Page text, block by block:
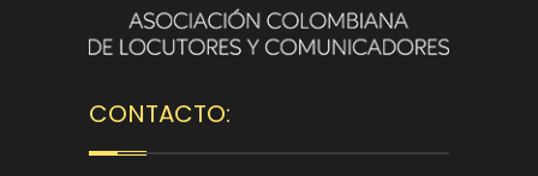
CONTACTO: